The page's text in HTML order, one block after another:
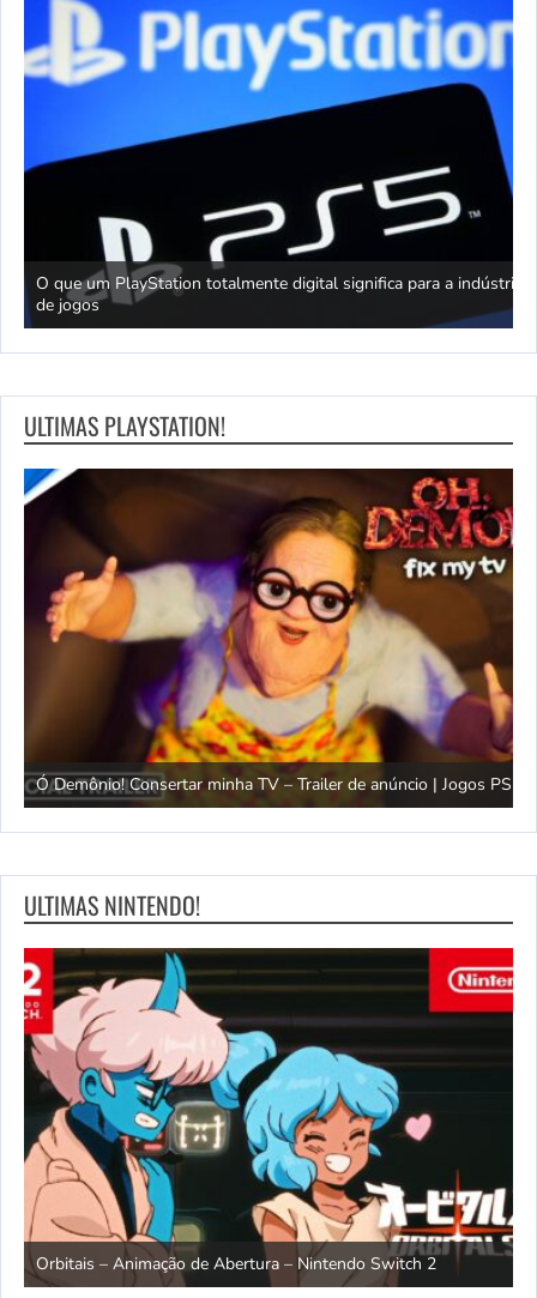
O que um PlayStation totalmente digital significa para a indústria
de jogos
ULTIMAS PLAYSTATION!
Ó Demônio! Consertar minha TV – Trailer de anúncio | Jogos PS5
ULTIMAS NINTENDO!
Orbitais – Animação de Abertura – Nintendo Switch 2